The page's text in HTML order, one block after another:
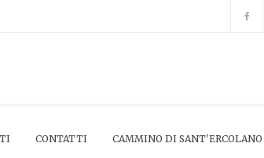
CONTATTI CAMMINO DI SANT'ERCOLANO